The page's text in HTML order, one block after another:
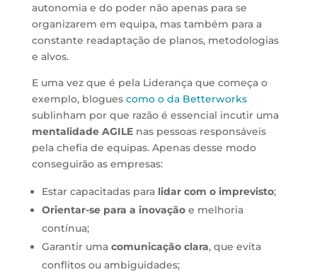
autonomia e do poder não apenas para se
organizarem em equipa, mas também para a
constante readaptação de planos, metodologias
e alvos.
E uma vez que é pela Liderança que começa o
exemplo, blogues como o da Betterworks
sublinham por que razão é essencial incutir uma
mentalidade AGILEnas pessoas responsáveis
pela chefia de equipas. Apenas desse modo
conseguirão as empresas:
Estar capacitadas para lidar com o imprevisto;
Orientar-se para a inovaçãoe melhoria
contínua;
Garantir uma comunicação clara, que evita
conflitos ou ambiguidades;